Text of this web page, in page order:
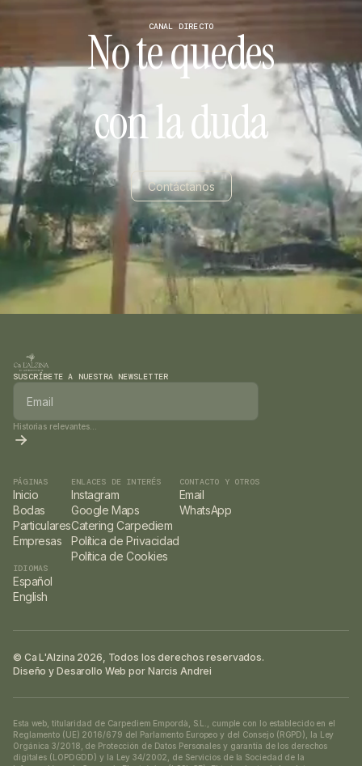
CANAL DIRECTO
No te quedes
con la duda
Contáctanos
SUSCRÍBETE A NUESTRA NEWSLETTER
Historias relevantes...
PÁGINAS
Inicio
Bodas
Particulares
Empresas
ENLACES DE INTERÉS
Instagram
Google Maps
Catering Carpediem
Política de Privacidad
Política de Cookies
CONTACTO Y OTROS
Email
WhatsApp
IDIOMAS
Español
English
© Ca L'Alzina 2026, Todos los derechos reservados.
Diseño y Desarollo Web por Narcis Andrei
Esta web, titularidad de Carpediem Empordà, S.L., cumple con lo establecido en el
Reglamento (UE) 2016/679 del Parlamento Europeo y del Consejo (RGPD), la Ley
Orgánica 3/2018, de Protección de Datos Personales y garantía de los derechos
digitales (LOPDGDD) y la Ley 34/2002, de Servicios de la Sociedad de la